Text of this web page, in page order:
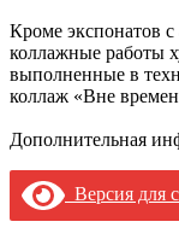
Кроме экспонатов
коллажные работы
выполненные в
коллаж «Вне
Дополнительная
Версия для